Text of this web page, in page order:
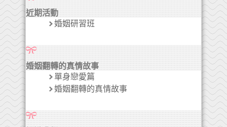
近期活動
婚姻研習班
婚姻翻轉的真情故事
單身戀愛篇
婚姻翻轉的真情故事